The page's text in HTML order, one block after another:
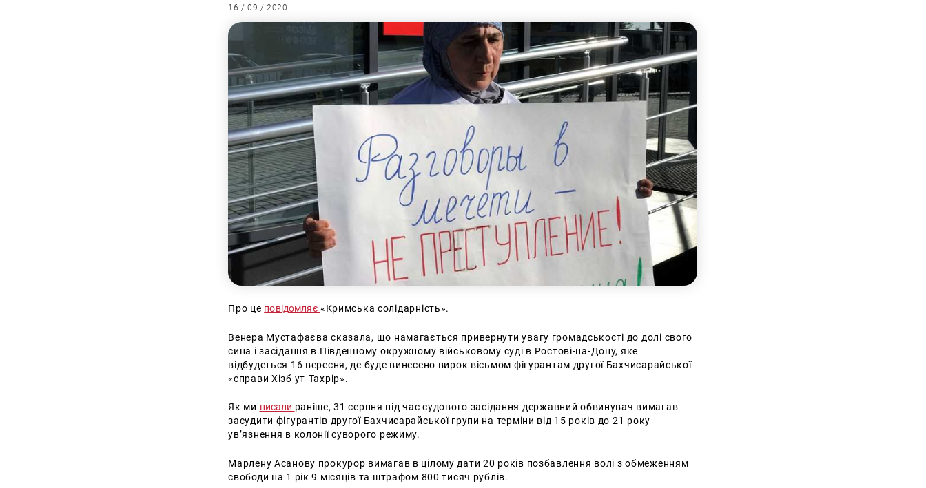
16 / 09 / 2020
Про це повідомляє «Кримська солідарність».
Венера Мустафаєва сказала, що намагається привернути увагу громадськості до долі свого
сина і засідання в Південному окружному військовому суді в Ростові-на-Дону, яке
відбудеться 16 вересня, де буде винесено вирок вісьмом фігурантам другої Бахчисарайської
«справи Хізб ут-Тахрір».
Як ми писали раніше, 31 серпня під час судового засідання державний обвинувач вимагав
засудити фігурантів другої Бахчисарайської групи на терміни від 15 років до 21 року
ув’язнення в колонії суворого режиму.
Марлену Асанову прокурор вимагав в цілому дати 20 років позбавлення волі з обмеженням
свободи на 1 рік 9 місяців та штрафом 800 тисяч рублів.